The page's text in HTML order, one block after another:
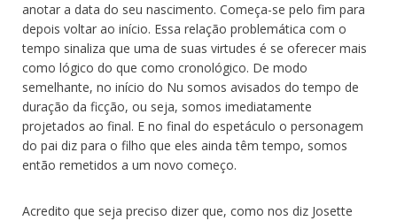
anotar a data do seu nascimento. Começa-se pelo fim para
depois voltar ao início. Essa relação problemática com o
tempo sinaliza que uma de suas virtudes é se oferecer mais
como lógico do que como cronológico. De modo
semelhante, no início do Nu somos avisados do tempo de
duração da ficção, ou seja, somos imediatamente
projetados ao final. E no final do espetáculo o personagem
do pai diz para o filho que eles ainda têm tempo, somos
então remetidos a um novo começo.
Acredito que seja preciso dizer que, como nos diz Josette